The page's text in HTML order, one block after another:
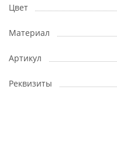
Цвет
Материал
Артикул
Реквизиты